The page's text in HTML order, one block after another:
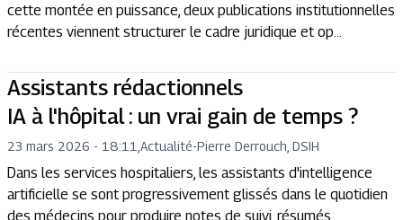
cette montée en puissance, deux publications institutionnelles
récentes viennent structurer le cadre juridique et op...
Assistants rédactionnels
IA à l'hôpital : un vrai gain de temps ?
23 mars 2026 - 18:11 Actualité-Pierre Derrouch, DSIH
Dans les services hospitaliers, les assistants d'intelligence
artificielle se sont progressivement glissés dans le quotidien
des médecins pour produire notes de suivi, résumés